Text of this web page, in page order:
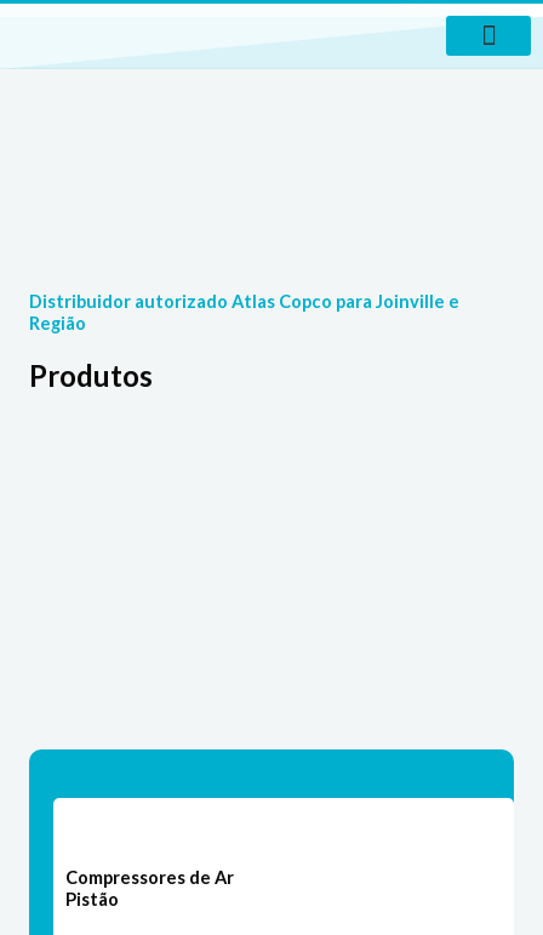
Distribuidor autorizado Atlas Copco para Joinville e
Região
Produtos
Compressores de Ar
Pistão